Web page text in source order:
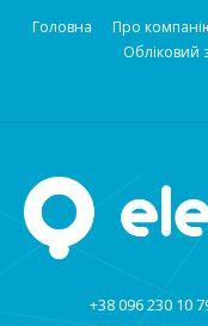
Головна Про
Обліковий
+38 096 230 10